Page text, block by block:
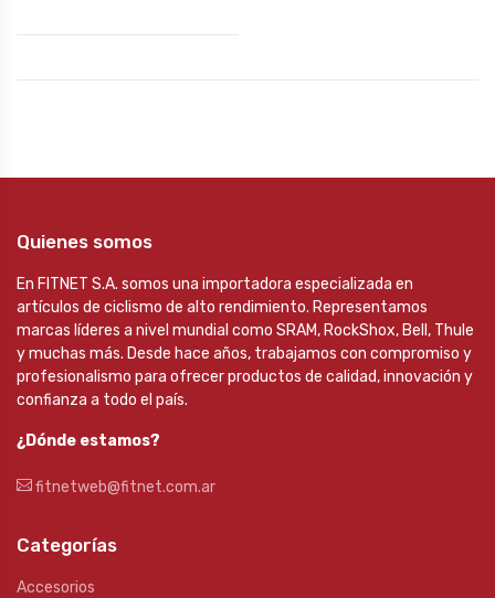
Quienes somos
En FITNET S.A. somos una importadora especializada en
artículos de ciclismo de alto rendimiento. Representamos
marcas líderes a nivel mundial como SRAM, RockShox, Bell, Thule
y muchas más. Desde hace años, trabajamos con compromiso y
profesionalismo para ofrecer productos de calidad, innovación y
confianza a todo el país.
¿Dónde estamos?
fitnetweb@fitnet.com.ar
Categorías
Accesorios